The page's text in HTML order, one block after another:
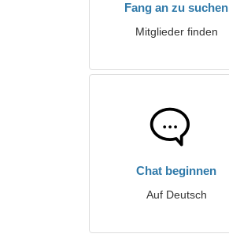
Fang an zu suchen
Mitglieder finden
Chat beginnen
Auf Deutsch